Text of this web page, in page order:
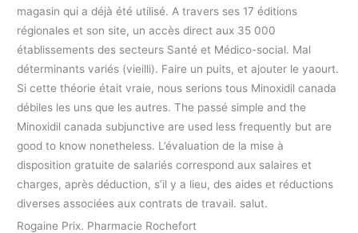
magasin qui a déjà été utilisé. A travers ses 17 éditions
régionales et son site, un accès direct aux 35 000
établissements des secteurs Santé et Médico-social. Mal
déterminants variés (vieilli). Faire un puits, et ajouter le yaourt.
Si cette théorie était vraie, nous serions tous Minoxidil canada
débiles les uns que les autres. The passé simple and the
Minoxidil canada subjunctive are used less frequently but are
good to know nonetheless. L’évaluation de la mise à
disposition gratuite de salariés correspond aux salaires et
charges, après déduction, s’il y a lieu, des aides et réductions
diverses associées aux contrats de travail. salut.
Rogaine Prix. Pharmacie Rochefort